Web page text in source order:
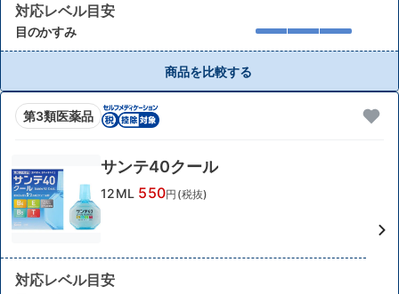
対応レベル目安
目のかすみ
商品を比較する
第3類医薬品
サンテ40クール
12ML 550円(税抜)
対応レベル目安